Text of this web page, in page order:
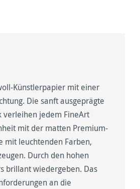
Künstlerpapier mit einer
Die sanft ausgeprägte
verleihen jedem FineArt
mit der matten Premium-
mit leuchtenden Farben,
Durch den hohen
brillant wiedergeben. Das
an die